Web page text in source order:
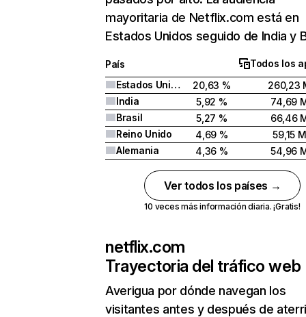
mayoritaria de Netflix.com está en
Estados Unidos seguido de India y
País
Todos los
Estados Unidos
20,63 %
260,23
India
5,92 %
74,69
Brasil
5,27 %
66,46
Reino Unido
4,69 %
59,15 M
Alemania
4,36 % 54,96
Ver todos los países →
10 veces más información diaria. ¡Gratis!
netflix.com
Trayectoria del tráfico web
Averigua por dónde navegan los
visitantes antes y después de